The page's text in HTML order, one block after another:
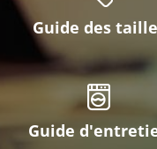
Guide des
Guide